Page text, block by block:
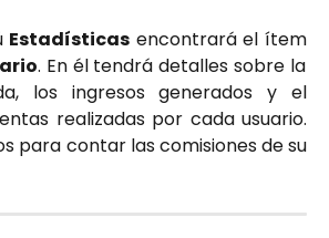
Estadísticas encontrará el ítem
. En él tendrá detalles sobre la
los ingresos generados y el
realizadas por cada usuario.
para contar las comisiones de su